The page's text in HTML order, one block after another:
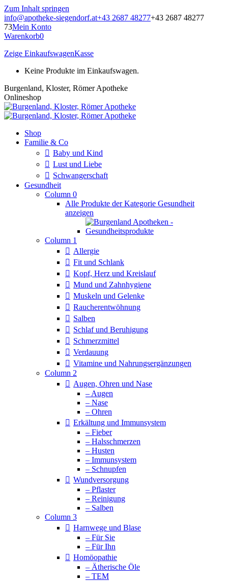
Zum Inhalt springen
info@apotheke-siegendorf.at+43 2687 48277+43 2687 48277
73Mein Konto
Warenkorb0
Zeige EinkaufswagenKasse
Keine Produkte im Einkaufswagen.
Burgenland, Kloster, Römer Apotheke
Onlineshop
Shop
Familie & Co
Baby und Kind
Lust und Liebe
Schwangerschaft
Gesundheit
Column 0
Alle Produkte der Kategorie Gesundheit
anzeigen
Column 1
Allergie
Fit und Schlank
Kopf, Herz und Kreislauf
Mund und Zahnhygiene
Muskeln und Gelenke
Raucherentwöhnung
Salben
Schlaf und Beruhigung
Schmerzmittel
Verdauung
Vitamine und Nahrungsergänzungen
Column 2
Augen, Ohren und Nase
– Augen
– Nase
– Ohren
Erkältung und Immunsystem
– Fieber
– Halsschmerzen
– Husten
– Immunsystem
– Schnupfen
Wundversorgung
– Pflaster
– Reinigung
– Salben
Column 3
Harnwege und Blase
– Für Sie
– Für Ihn
Homöopathie
– Ätherische Öle
– TEM